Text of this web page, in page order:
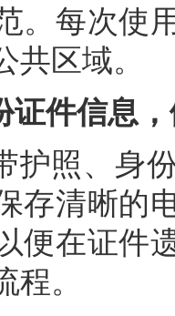
。每次使
共区域。
证件信息
护照、身
存清晰的
便在证件
程。